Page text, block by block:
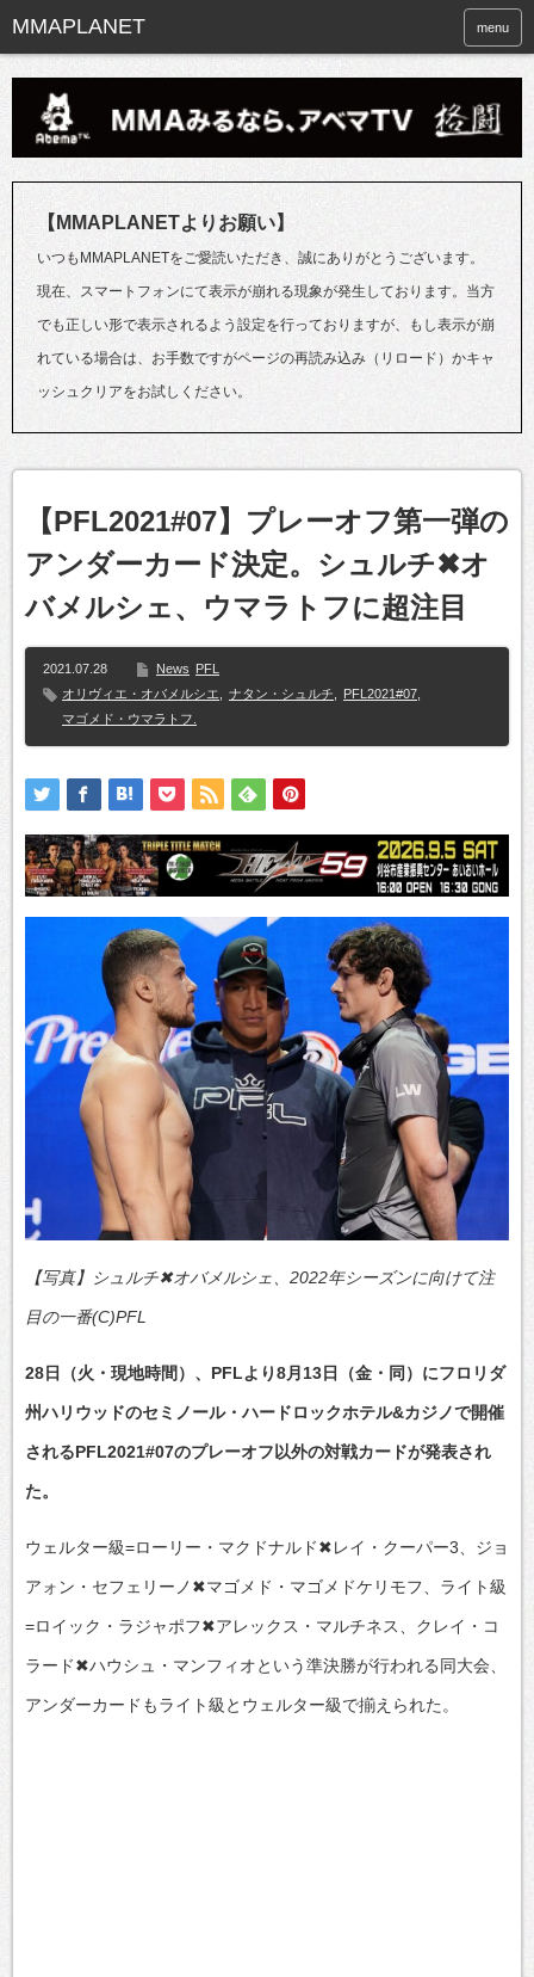
menu
【MMAPLANETよりお願い】
いつもMMAPLANETをご愛読いただき、誠にありがとうございます。
現在、スマートフォンにて表示が崩れる現象が発生しております。当方
でも正しい形で表示されるよう設定を行っておりますが、もし表示が崩
れている場合は、お手数ですがページの再読み込み（リロード）かキャ
ッシュクリアをお試しください。
【PFL2021#07】プレーオフ第一弾の
アンダーカード決定。シュルチ✖オ
バメルシェ、ウマラトフに超注目
2021.07.28 News PFL
オリヴィエ・オバメルシエ
ナタン・シュルチ PFL2021#07
マゴメド・ウマラトフ.
【写真】シュルチ✖オバメルシェ、2022年シーズンに向けて注
目の一番(C)PFL
28日（火・現地時間）、PFLより8月13日（金・同）にフロリダ
州ハリウッドのセミノール・ハードロックホテル&カジノで開催
されるPFL2021#07のプレーオフ以外の対戦カードが発表され
た。
ウェルター級=ローリー・マクドナルド✖レイ・クーパー3、ジョ
アォン・セフェリーノ✖マゴメド・マゴメドケリモフ、ライト級
=ロイック・ラジャポフ✖アレックス・マルチネス、クレイ・コ
ラード✖ハウシュ・マンフィオという準決勝が行われる同大会、
アンダーカードもライト級とウェルター級で揃えられた。